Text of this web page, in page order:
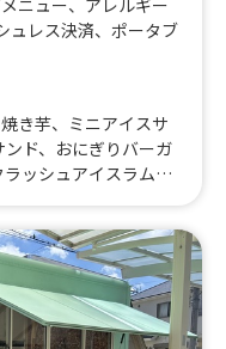
ニュー、 アレルギー
ュレス決済、 ポータブ
き芋、ミニアイスサ
ド、おにぎりバーガ
ッシュアイスラム
クリーム、アイステ
イスコーヒー、瀬戸
、フルーツ＆ナタデ
(青りんご、マンゴ
ゴー味）、抹茶フラ